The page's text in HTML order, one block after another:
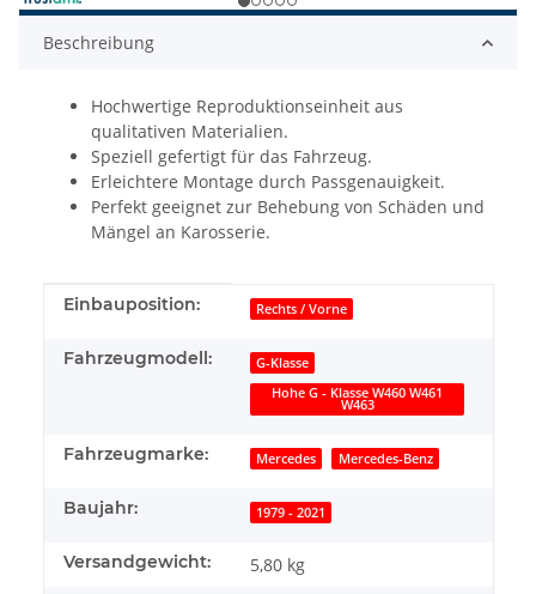
Beschreibung
Hochwertige Reproduktionseinheit aus
qualitativen Materialien.
Speziell gefertigt für das Fahrzeug.
Erleichtere Montage durch Passgenauigkeit.
Perfekt geeignet zur Behebung von Schäden und
Mängel an Karosserie.
Produkteigenschaft
Wert
Einbauposition: Rechts / Vorne
Fahrzeugmodell:
G-Klasse
Hohe G - Klasse W460 W461
W463
Fahrzeugmarke: Mercedes Mercedes-Benz
Baujahr: 1979 - 2021
Versandgewicht: 5,80 kg